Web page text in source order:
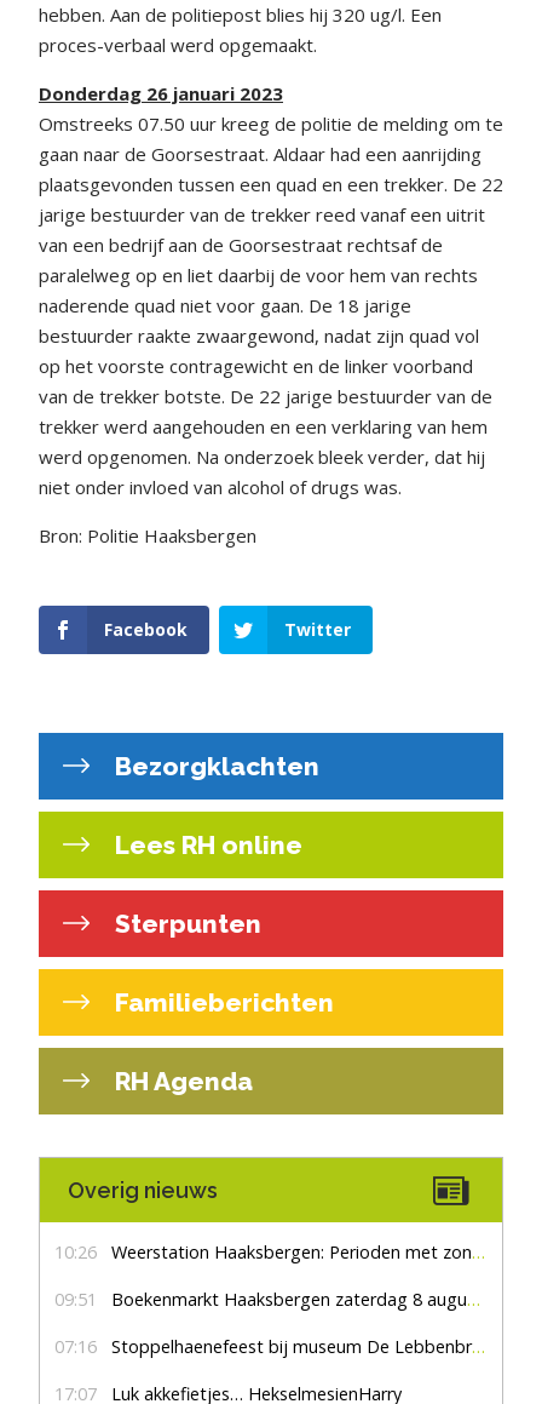
hebben. Aan de politiepost blies hij 320 ug/l. Een
proces-verbaal werd opgemaakt.
Donderdag 26 januari 2023
Omstreeks 07.50 uur kreeg de politie de melding om te
gaan naar de Goorsestraat. Aldaar had een aanrijding
plaatsgevonden tussen een quad en een trekker. De 22
jarige bestuurder van de trekker reed vanaf een uitrit
van een bedrijf aan de Goorsestraat rechtsaf de
paralelweg op en liet daarbij de voor hem van rechts
naderende quad niet voor gaan. De 18 jarige
bestuurder raakte zwaargewond, nadat zijn quad vol
op het voorste contragewicht en de linker voorband
van de trekker botste. De 22 jarige bestuurder van de
trekker werd aangehouden en een verklaring van hem
werd opgenomen. Na onderzoek bleek verder, dat hij
niet onder invloed van alcohol of drugs was.
Bron: Politie Haaksbergen
Facebook Twitter
Bezorgklachten
Lees RH online
Sterpunten
Familieberichten
RH Agenda
Overig nieuws
10:26 Weerstation Haaksbergen: Perioden met zon en droog
09:51 Boekenmarkt Haaksbergen zaterdag 8 augustus, marktplein Haaksbergen
07:16 Stoppelhaenefeest bij museum De Lebbenbrugge
17:07 Luk akkefietjes… HekselmesienHarry